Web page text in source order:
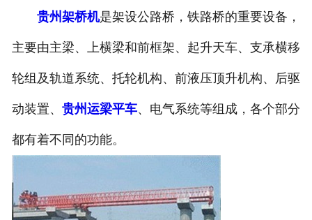
企业视频
联系我们
贵州架桥机是架设公路桥，铁路桥的重要设备，
主要由主梁、上横梁和前框架、起升天车、支承横移
轮组及轨道系统、托轮机构、前液压顶升机构、后驱
动装置、 贵州运梁平车、电气系统等组成，各个部分
都有着不同的功能。